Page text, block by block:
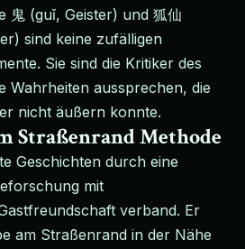
鬼 (guǐ, Geister) und 狐仙
sind keine zufälligen
Sie sind die Kritiker des
Wahrheiten aussprechen, die
nicht äußern konnte.
Straßenrand Methode
Geschichten durch eine
mit
verband. Er
am Straßenrand in der Nähe